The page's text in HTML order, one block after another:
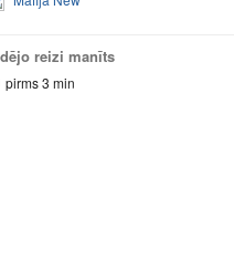
reizi manīts
pirms 3 min